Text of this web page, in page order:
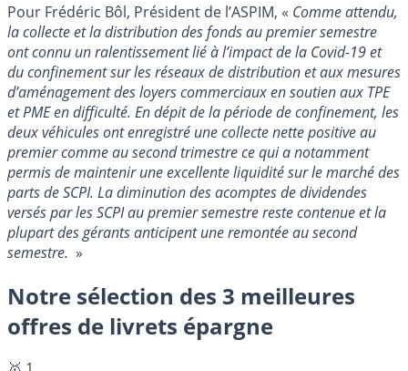
Pour Frédéric Bôl, Président de l’ASPIM, « Comme attendu,
la collecte et la distribution des fonds au premier semestre
ont connu un ralentissement lié à l’impact de la Covid-19 et
du confinement sur les réseaux de distribution et aux mesures
d’aménagement des loyers commerciaux en soutien aux TPE
et PME en difficulté. En dépit de la période de confinement, les
deux véhicules ont enregistré une collecte nette positive au
premier comme au second trimestre ce qui a notamment
permis de maintenir une excellente liquidité sur le marché des
parts de SCPI. La diminution des acomptes de dividendes
versés par les SCPI au premier semestre reste contenue et la
plupart des gérants anticipent une remontée au second
semestre. »
Notre sélection des 3 meilleures
offres de livrets épargne